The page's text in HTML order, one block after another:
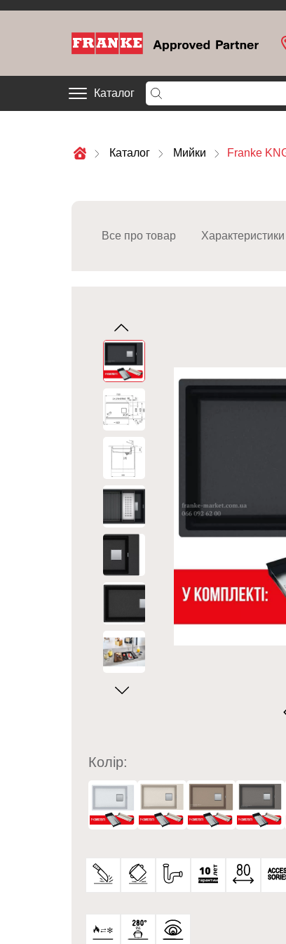
Каталог
Каталог Мийки Franke
Все про товар Характеристики
Колір: